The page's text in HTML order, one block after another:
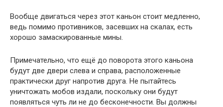
Вообще двигаться через этот каньон стоит медленно,
ведь помимо противников, засевших на скалах, есть
хорошо замаскированные мины.
Примечательно, что ещё до поворота этого каньона
будут две двери слева и справа, расположенные
практически друг напротив друга. Не пытайтесь
уничтожать мобов издали, поскольку они будут
появляться чуть ли не до бесконечности. Вы должны